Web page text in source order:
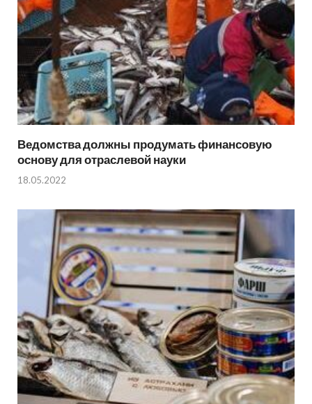
Ведомства должны продумать финансовую
основу для отраслевой науки
18.05.2022